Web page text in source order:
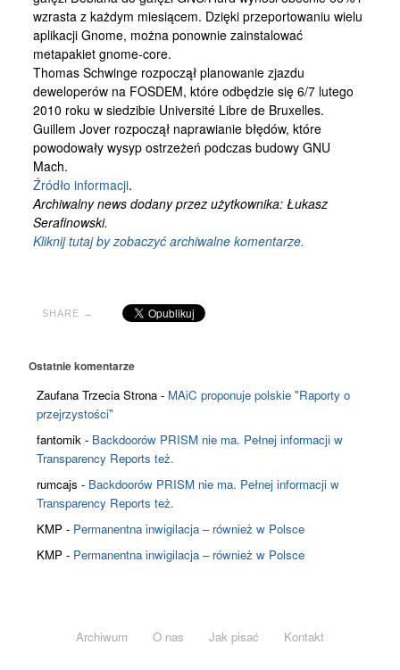
wzrasta z każdym miesiącem. Dzięki przeportowaniu wielu
aplikacji Gnome, można ponownie zainstalować
metapakiet gnome-core.
Thomas Schwinge rozpoczął planowanie zjazdu
deweloperów na FOSDEM, które odbędzie się 6/7 lutego
2010 roku w siedzibie Université Libre de Bruxelles.
Guillem Jover rozpoczął naprawianie błędów, które
powodowały wysyp ostrzeżeń podczas budowy GNU
Mach.
Źródło informacji.
Archiwalny news dodany przez użytkownika: Łukasz
Serafinowski.
Kliknij tutaj by zobaczyć archiwalne komentarze.
SHARE →
Ostatnie komentarze
Zaufana Trzecia Strona - MAiC proponuje polskie "Raporty o
przejrzystości"
fantomik - Backdoorów PRISM nie ma. Pełnej informacji w
Transparency Reports też.
rumcajs - Backdoorów PRISM nie ma. Pełnej informacji w
Transparency Reports też.
KMP - Permanentna inwigilacja – również w Polsce
KMP - Permanentna inwigilacja – również w Polsce
Archiwum O nas Jak pisać Kontakt